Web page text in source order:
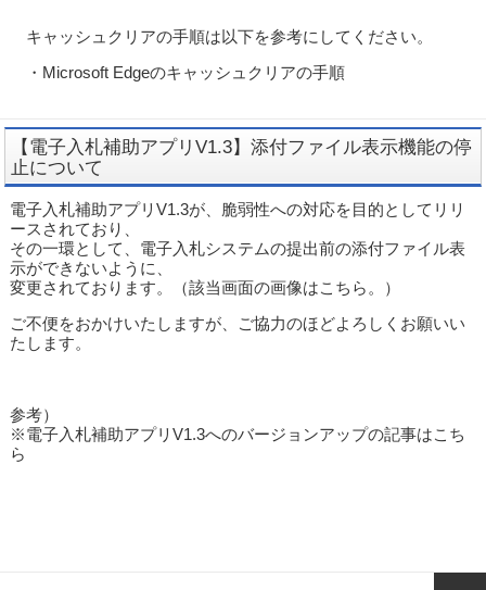
キャッシュクリアの手順は以下を参考にしてください。
・Microsoft Edgeのキャッシュクリアの手順
【電子入札補助アプリV1.3】添付ファイル表示機能の停
止について
電子入札補助アプリV1.3が、脆弱性への対応を目的としてリリ
ースされており、
その一環として、電子入札システムの提出前の添付ファイル表
示ができないように、
変更されております。（該当画面の画像はこちら 。）
ご不便をおかけいたしますが、ご協力のほどよろしくお願いい
たします。
参考）
※電子入札補助アプリV1.3へのバージョンアップの記事はこち
ら